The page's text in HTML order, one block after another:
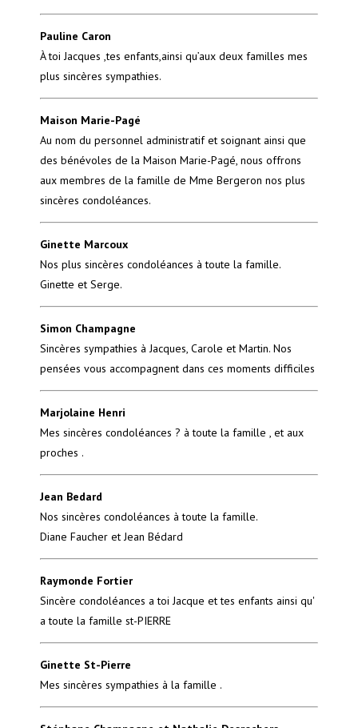
Pauline Caron
À toi Jacques ,tes enfants,ainsi qu’aux deux familles mes
plus sincères sympathies.
Maison Marie-Pagé
Au nom du personnel administratif et soignant ainsi que
des bénévoles de la Maison Marie-Pagé, nous offrons
aux membres de la famille de Mme Bergeron nos plus
sincères condoléances.
Ginette Marcoux
Nos plus sincères condoléances à toute la famille.
Ginette et Serge.
Simon Champagne
Sincères sympathies à Jacques, Carole et Martin. Nos
pensées vous accompagnent dans ces moments difficiles
Marjolaine Henri
Mes sincères condoléances ? à toute la famille , et aux
proches .
Jean Bedard
Nos sincères condoléances à toute la famille.
Diane Faucher et Jean Bédard
Raymonde Fortier
Sincère condoléances a toi Jacque et tes enfants ainsi qu'
a toute la famille st-PIERRE
Ginette St-Pierre
Mes sincères sympathies à la famille .